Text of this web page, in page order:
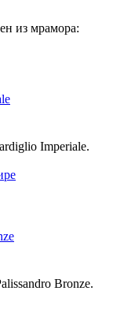
из мрамора:
Imperiale.
Bronze.